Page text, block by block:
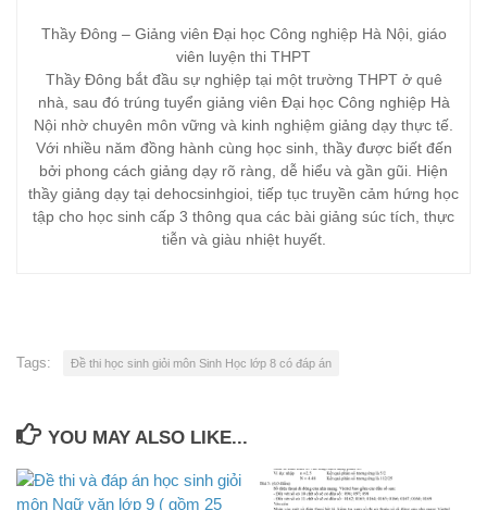
Thầy Đông – Giảng viên Đại học Công nghiệp Hà Nội, giáo
viên luyện thi THPT
Thầy Đông bắt đầu sự nghiệp tại một trường THPT ở quê
nhà, sau đó trúng tuyển giảng viên Đại học Công nghiệp Hà
Nội nhờ chuyên môn vững và kinh nghiệm giảng dạy thực tế.
Với nhiều năm đồng hành cùng học sinh, thầy được biết đến
bởi phong cách giảng dạy rõ ràng, dễ hiểu và gần gũi. Hiện
thầy giảng dạy tại dehocsinhgioi, tiếp tục truyền cảm hứng học
tập cho học sinh cấp 3 thông qua các bài giảng súc tích, thực
tiễn và giàu nhiệt huyết.
Tags: Đề thi học sinh giỏi môn Sinh Học lớp 8 có đáp án
YOU MAY ALSO LIKE...